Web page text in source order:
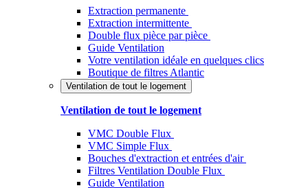
Extraction permanente
Extraction intermittente
Double flux pièce par pièce
Guide Ventilation
Votre ventilation idéale en quelques clics
Boutique de filtres Atlantic
Ventilation de tout le logement
Ventilation de tout le logement
VMC Double Flux
VMC Simple Flux
Bouches d'extraction et entrées d'air
Filtres Ventilation Double Flux
Guide Ventilation